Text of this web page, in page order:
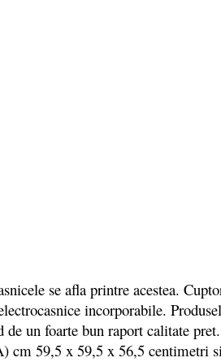
se afla printre acestea.
incorporabile.
un foarte bun raport calitate
cm 59,5 x 59,5 x 56,5 centimetri